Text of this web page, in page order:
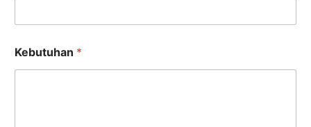
e
b
Kebutuhan *